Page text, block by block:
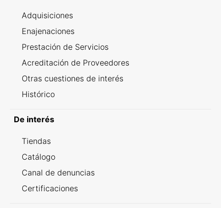
Adquisiciones
Enajenaciones
Prestación de Servicios
Acreditación de Proveedores
Otras cuestiones de interés
Histórico
De interés
Tiendas
Catálogo
Canal de denuncias
Certificaciones